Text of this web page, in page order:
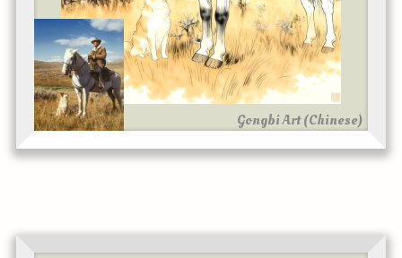
Gongbi Art (Chinese)